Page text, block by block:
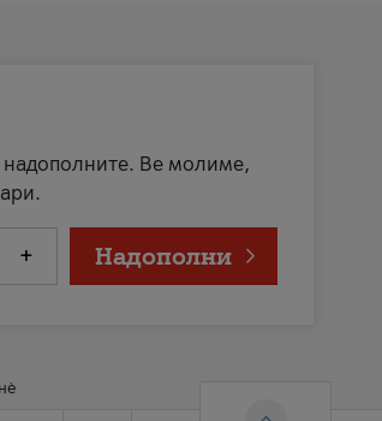
надополните. Ве молиме,
+ Надополни